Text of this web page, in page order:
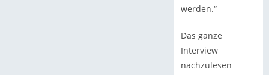
werden.“
Das ganze
Interview
nachzulesen